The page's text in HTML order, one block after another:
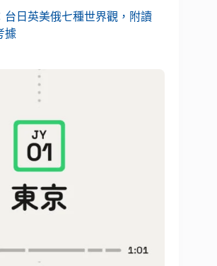
台日英美俄七種世界觀，附讀
據